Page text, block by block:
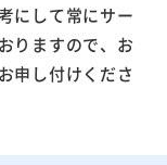
にして常にサー
りますので、お
申し付けくださ